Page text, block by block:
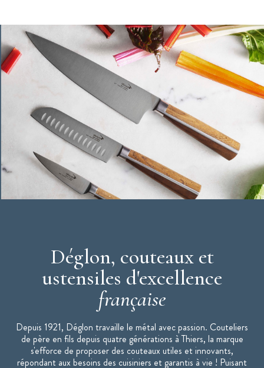
Conseil de rangement Déglon
: opter pour un rangement proche
de votre plan de travail, hors de portée des enfants. La
barre
aimantée Déglon
permet de préserver la lame duCouteau
Eminceur 20 cm à mitre massive
d'éventuels dommages et
assure une meilleure sécurité.
Caractéristiques Couteau Eminceur 20 cm à mitre massive
Déglon:
Taille de la lame : 20 cm
Lame forgée
Manche : En ABS permettant une forte résistance aux
chocs, rigide avec un bel aspect de surface.
Mitre massive
Excellente robustesse
Garantie à vie
Marque : Deglon
Collection : Cuisine massive
Déglon, couteaux et
ustensiles d'excellence
française
Depuis 1921, Déglon travaille le métal avec passion. Couteliers
de père en fils depuis quatre générations à Thiers, la marque
s'efforce de proposer des couteaux utiles et innovants,
répondant aux besoins des cuisiniers et garantis à vie ! Puisant